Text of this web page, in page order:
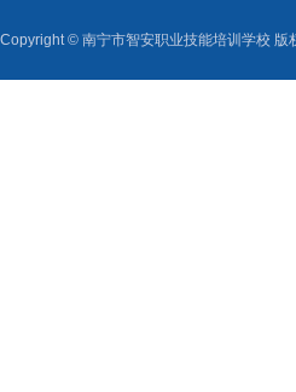
Copyright © 南宁市智安职业技能培训学校 版